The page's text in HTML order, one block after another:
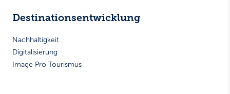
Destinationsentwicklung
Nachhaltigkeit
Digitalisierung
Image Pro Tourismus